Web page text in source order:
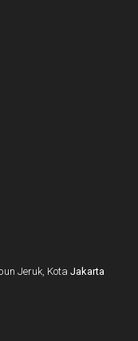
Jeruk, Kota Jakarta